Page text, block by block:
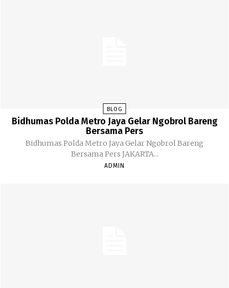
BLOG
Bidhumas Polda Metro Jaya Gelar Ngobrol Bareng
Bersama Pers
Bidhumas Polda Metro Jaya Gelar Ngobrol Bareng
Bersama Pers JAKARTA...
ADMIN